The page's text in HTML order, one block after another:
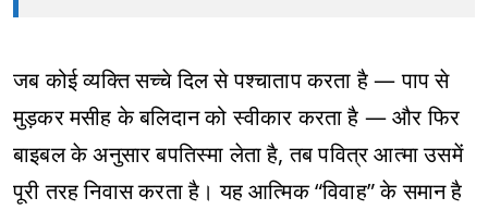
जब कोई व्यक्ति सच्चे दिल से पश्चाताप करता है — पाप से
मुड़कर मसीह के बलिदान को स्वीकार करता है — और फिर
बाइबल के अनुसार बपतिस्मा लेता है, तब पवित्र आत्मा उसमें
पूरी तरह निवास करता है। यह आत्मिक “विवाह” के समान है